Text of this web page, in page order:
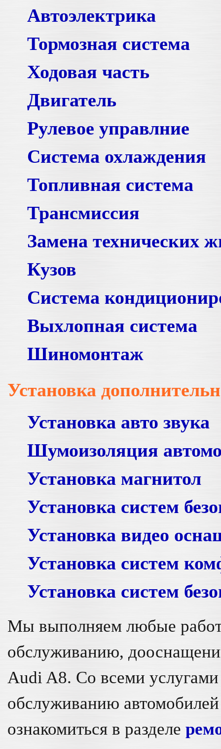
Автоэлектрика
Тормозная система
Ходовая часть
Двигатель
Рулевое управлние
Система охлаждения
Топливная система
Трансмиссия
Замена технических
Кузов
Система
Выхлопная система
Шиномонтаж
Установка
Установка авто звука
Шумоизоляция
Установка магнитол
Установка систем
Установка видео
Установка систем
Установка систем
Мы выполняем любые
обслуживанию,
Audi A8. Со всеми
обслуживанию
ознакомиться в разделе